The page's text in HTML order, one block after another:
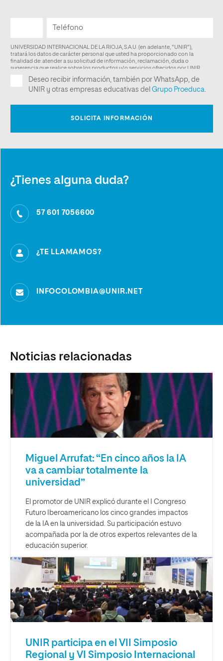
¿Tienes alguna duda?
57 601 7056600
¿TE LLAMAMOS?
INFOCOLOMBIA@UNIR.NET
Noticias relacionadas
Miguel Arrufat: “En cinco años la IA
va a cambiar totalmente la
universidad”
El promotor de UNIR explicó durante el I Congreso
Futuro Iberoamericano los cinco grandes impactos
de la IA en la universidad. Su participación estuvo
acompañada por la de otros expertos relevantes de la
educación superior.
UNIR participa en el VII Simposio
Regional y VI Simposio Internacional